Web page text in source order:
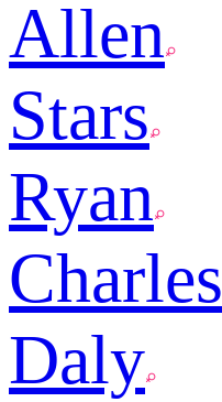
Allen
Stars
Ryan
Charles
Daly